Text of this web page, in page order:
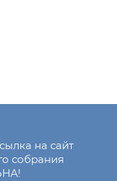
на сайт
собрания